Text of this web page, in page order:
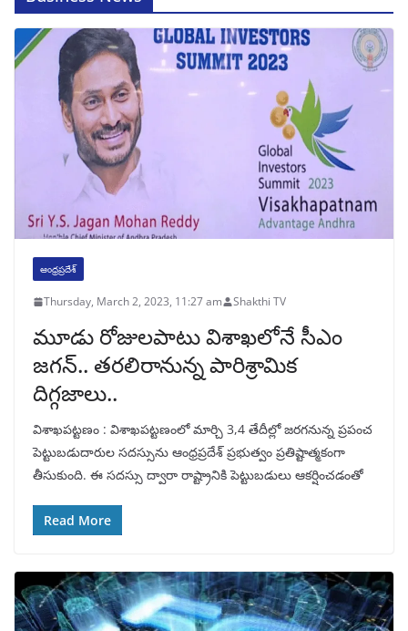
ఆంధ్రప్రదేశ్
Thursday, March 2, 2023, 11:27 am Shakthi TV
మూడు రోజులపాటు విశాఖలోనే సీఎం
జగన్‌.. తరలిరానున్న పారిశ్రామిక
దిగ్గజాలు..
విశాఖపట్టణం : విశాఖపట్టణంలో మార్చి 3,4 తేదీల్లో జరగనున్న ప్రపంచ
పెట్టుబడుదారుల సదస్సును ఆంధ్రప్రదేశ్ ప్రభుత్వం ప్రతిష్టాత్మకంగా
తీసుకుంది. ఈ సదస్సు ద్వారా రాష్ట్రానికి పెట్టుబడులు ఆకర్షించడంతో
Read More